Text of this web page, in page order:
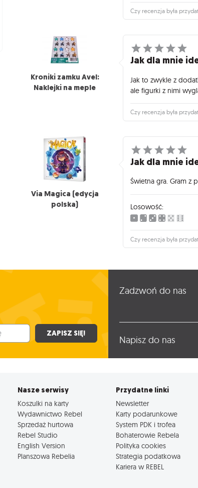
Czy recenzja była
Kroniki zamku Avel:
Naklejki na meple
Jak dla mnie
Jak to zwykle z
ale figurki z nimi
Czy recenzja była
Via Magica (edycja
polska)
Jak dla mnie
Świetna gra. Gram z
Losowość:
Czy recenzja była
ZAPISZ SIĘ!
Zadzwoń do nas
Napisz do nas
Nasze serwisy
Koszulki na karty
Wydawnictwo Rebel
Sprzedaż hurtowa
Rebel Studio
English Version
Planszowa Rebelia
Przydatne linki
Newsletter
Karty podarunkowe
System PDK i trofea
Bohaterowie Rebela
Polityka cookies
Strategia podatkowa
Kariera w REBEL